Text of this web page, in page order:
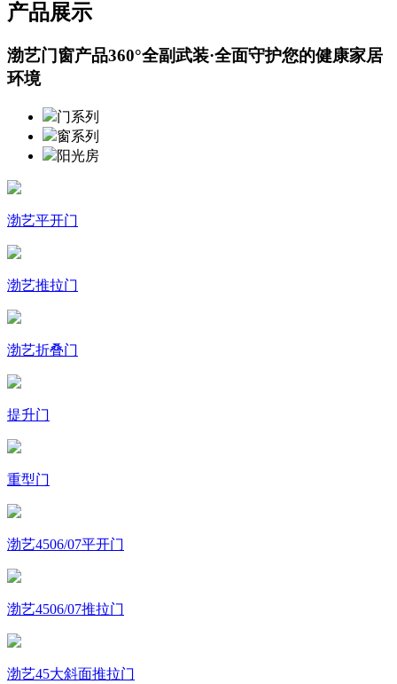
产品展示
渤艺门窗产品360°全副武装·全面守护您的健康家居
环境
门系列
窗系列
阳光房
渤艺平开门
渤艺推拉门
渤艺折叠门
提升门
重型门
渤艺4506/07平开门
渤艺4506/07推拉门
渤艺45大斜面推拉门